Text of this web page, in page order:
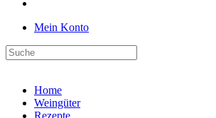
Mein Konto
Home
Weingüter
Rezepte